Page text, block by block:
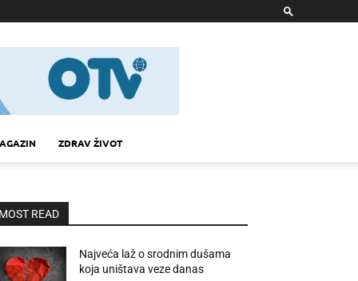
ZDRAV ŽIVOT
READ
Najveća laž o srodnim dušama
koja uništava veze danas